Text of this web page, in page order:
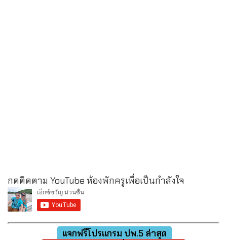
กดติดตาม YouTube ห้องพักครูเพื่อเป็นกำลังใจ
แจกฟรีโปรแกรม ปพ.5 ล่าสุด